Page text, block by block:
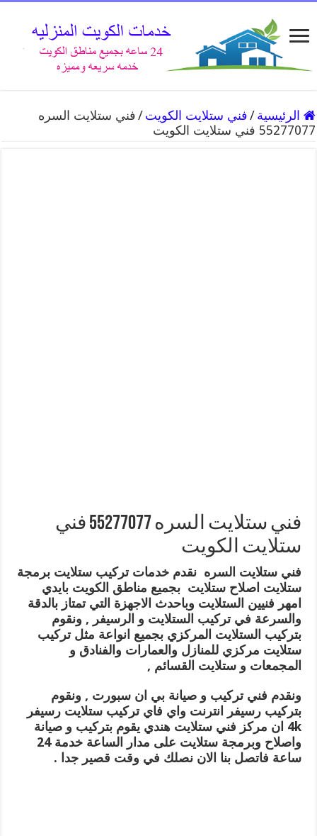
الرئيسية /فني ستلايت الكويت /فني ستلايت السره
55277077 فني ستلايت الكويت
فني ستلايت السره 55277077 فني
ستلايت الكويت
فني ستلايت السره نقدم خدمات تركيب ستلايت برمجة
ستلايت اصلاح ستلايت بجميع مناطق الكويت بايدي
امهر فنيين الستلايت وباحدث الاجهزة التي تمتاز بالدقة
والسرعة في تركيب الستلايت و الرسيفر , ونقوم
بتركيب الستلايت المركزي بجميع انواعة مثل تركيب
ستلايت مركزي للمنازل والعمارات والفنادق و
المجمعات و ستلايت القسائم ,
ونقدم فني تركيب و صيانة بي ان سبورت , ونقوم
بتركيب رسيفر انترنت واي فاي تركيب ستلايت رسيفر
4k ان مركز فني ستلايت هندي يقوم بتركيب و صيانة
واصلاح وبرمجة ستلايت على مدار الساعة خدمة 24
ساعة فاتصل بنا الان نصلك في وقت قصير جدا .